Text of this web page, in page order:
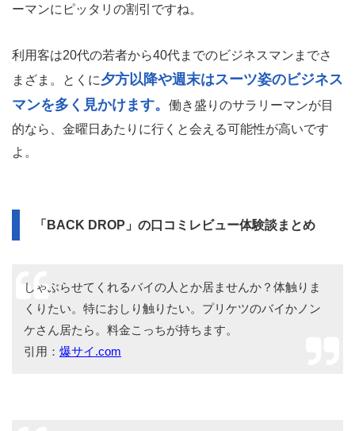
ーマンにピッタリの割引ですね。
利用客は20代の若者から40代までのビジネスマンまでさ
まざま。とくに夕方以降や週末はスーツ姿のビジネス
マンを多く見かけます。 働き盛りのサラリーマンが目
的なら、金曜日あたりに行くと会える可能性が高いです
よ。
「BACK DROP」の口コミレビュー体験談まとめ
しゃぶらせてくれるバイの人とか居ませんか？体触りま
くりたい。特におしり触りたい。プリケツのバイかノン
ケさん居たら。料金こっちが持ちます。
引用： 爆サイ.com